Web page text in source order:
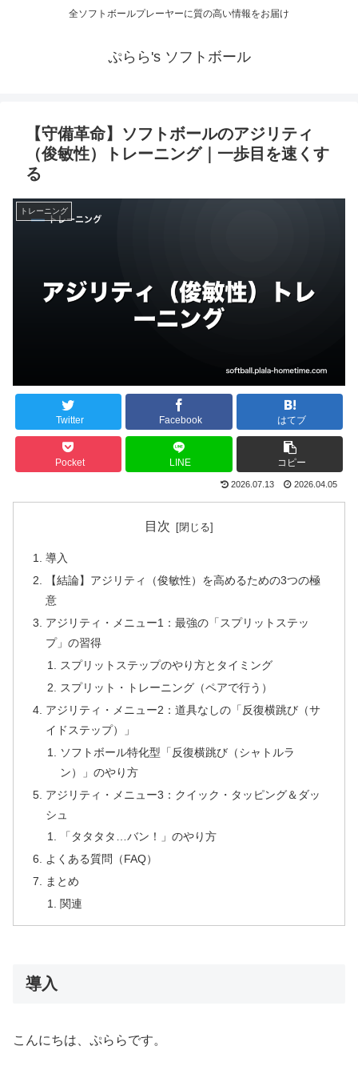
全ソフトボールプレーヤーに質の高い情報をお届け
ぷらら's ソフトボール
【守備革命】ソフトボールのアジリティ
（俊敏性）トレーニング｜一歩目を速くす
る
トレーニング
Twitter Facebook はてブ
Pocket LINE コピー
2026.07.13 2026.04.05
目次
導入
【結論】アジリティ（俊敏性）を高めるための3つの極
意
アジリティ・メニュー1：最強の「スプリットステッ
プ」の習得
スプリットステップのやり方とタイミング
スプリット・トレーニング（ペアで行う）
アジリティ・メニュー2：道具なしの「反復横跳び（サ
イドステップ）」
ソフトボール特化型「反復横跳び（シャトルラ
ン）」のやり方
アジリティ・メニュー3：クイック・タッピング＆ダッ
シュ
「タタタタ…バン！」のやり方
よくある質問（FAQ）
まとめ
関連
導入
こんにちは、ぷららです。